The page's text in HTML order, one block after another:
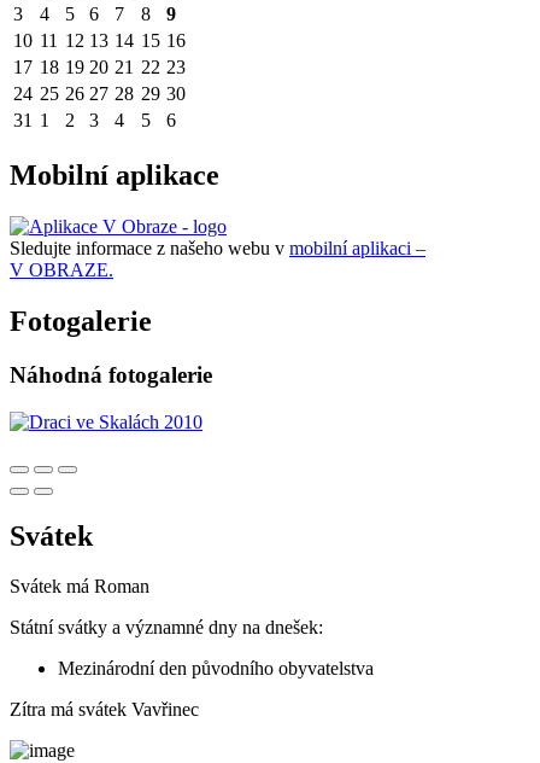
3
4 5 6 7 8
9
10 11 12 13 14 15 16
17 18 19 20 21 22 23
24 25 26 27 28 29 30
31 1 2 3 4 5 6
Mobilní aplikace
Sledujte informace z našeho webu v mobilní aplikaci –
V OBRAZE.
Fotogalerie
Náhodná fotogalerie
Svátek
Svátek má Roman
Státní svátky a významné dny na dnešek:
Mezinárodní den původního obyvatelstva
Zítra má svátek Vavřinec